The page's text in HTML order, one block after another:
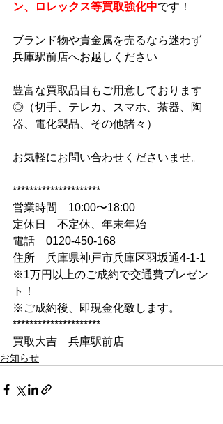
ン、ロレックス等買取強化中です！
ブランド物や貴金属を売るなら迷わず
兵庫駅前店へお越しください
豊富な買取品目もご用意しております
◎（切手、テレカ、スマホ、茶器、陶
器、電化製品、その他諸々）
お気軽にお問い合わせくださいませ。
*********************
営業時間　10:00〜18:00
定休日　不定休、年末年始
電話　0120-450-168
住所　兵庫県神戸市兵庫区羽坂通4-1-1
※1万円以上のご成約で交通費プレゼン
ト！
※ご成約後、即現金化致します。
*********************
買取大吉　兵庫駅前店
お知らせ